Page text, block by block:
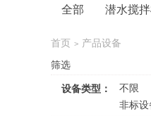
全部 潜水搅
首页 > 产品设备
筛选
设备类型：
不限
非标设